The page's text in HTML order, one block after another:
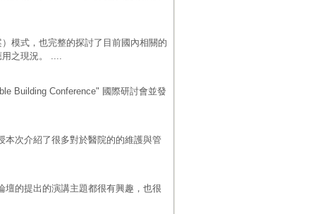
模式，也完整的探討了目前國內相關的
之現況。 ....
Building Conference" 國際研討會並發
本次介紹了很多對於醫院的的維護與管
的提出的演講主題都很有興趣，也很